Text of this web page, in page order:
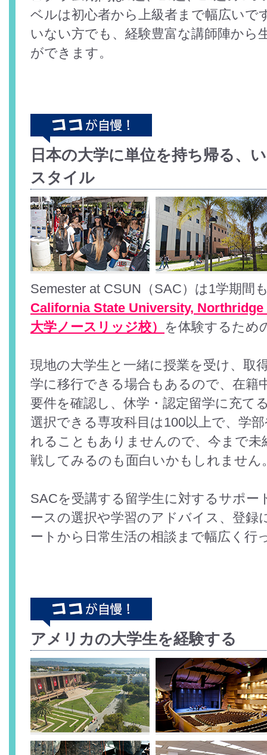
ベルは初心者から上級者まで幅広いで
いない方でも、経験豊富な講師陣から
ができます。
日本の大学に単位を持ち帰る、
スタイル
Semester at CSUN（SAC）は1学期間
California State University, Northridge
大学ノースリッジ校） を体験するため
現地の大学生と一緒に授業を受け、取
学に移行できる場合もあるので、在籍
要件を確認し、休学・認定留学に充て
選択できる専攻科目は100以上で、学
れることもありませんので、今まで未
戦してみるのも面白いかもしれません
SACを受講する留学生に対するサポー
ースの選択や学習のアドバイス、登録
ートから日常生活の相談まで幅広く行
アメリカの大学生を経験する